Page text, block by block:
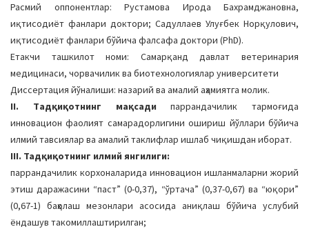
Расмий оппонентлар: Рустамова Ирода Бахрамджановна,
иқтисодиёт фанлари доктори; Садуллаев Улуғбек Норқулович,
иқтисодиёт фанлари бўйича фалсафа доктори (PhD).
Етакчи ташкилот номи: Самарқанд давлат ветеринария
медицинаси, чорвачилик ва биотехнологиялар университети
Диссертация йўналиши: назарий ва амалий аҳамиятга молик.
II. Тaдқиқoтнинг мaқcaди паррандачилик тармоғида
инновацион фаолият самарадорлигини ошириш йўллари бўйича
илмий тавсиялар ва амалий таклифлар ишлаб чиқишдан иборат.
III. Тадқиқотнинг илмий янгилиги:
паррандачилик корхоналарида инновацион ишланмаларни жорий
этиш даражасини “паст” (0-0,37), “ўртача” (0,37-0,67) ва “юқори”
(0,67-1) баҳолаш мезонлари асосида аниқлаш бўйича услубий
ёндашув такомиллаштирилган;